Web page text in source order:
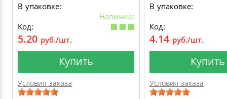
В упаковке:
Наличие:
Код:
5.20 руб./шт.
Купить
Условия заказа
В упаковке:
Код:
4.14 руб./шт.
Купить
Условия заказа